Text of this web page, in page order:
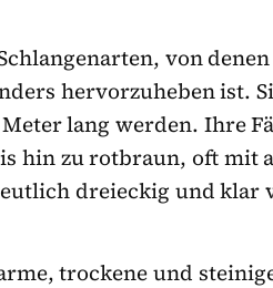
von
hervorzuheben ist.
lang werden. Ihre
hin zu rotbraun, oft mit
dreieckig und klar
trockene und